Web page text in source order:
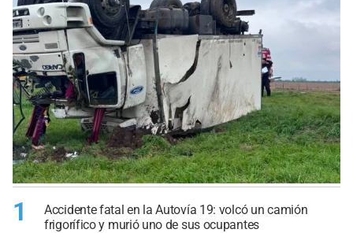
1
Accidente fatal en la Autovía 19: volcó un camión
frigorífico y murió uno de sus ocupantes